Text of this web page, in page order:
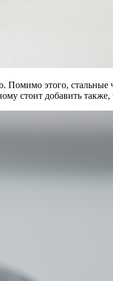
этого, стальные
стоит добавить